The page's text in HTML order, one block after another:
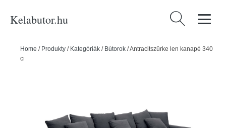
Kelabutor.hu Keresés:
Home / Produkty / Kategóriák / Bútorok /Antracitszürke len kanapé 340
cm Nora – Kave Home